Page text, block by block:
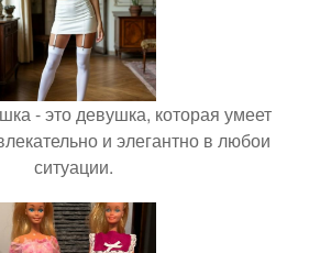
- это девушка, которая умеет
и элегантно в любои
ситуации.